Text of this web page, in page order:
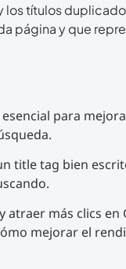
los títulos
página y que
para
title tag bien
más clics en
mejorar el